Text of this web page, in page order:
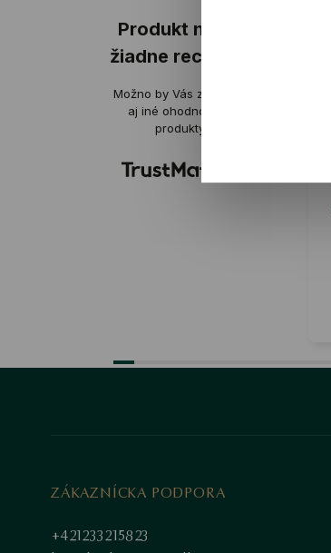
Produkt nemá
žiadne recenzie
Možno by Vás zaujímali
aj iné ohodnotené
produkty
ZÁKAZNÍCKA PODPORA
+421233215823